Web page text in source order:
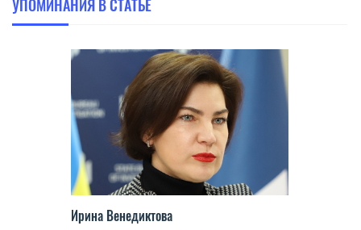
УПОМИНАНИЯ В СТАТЬЕ
Ирина Венедиктова